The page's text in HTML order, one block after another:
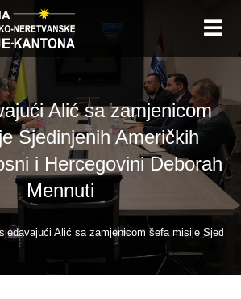
Alić sa zamjenicom
Sjedinjenih Američkih
i Hercegovini Deborah
Mennuti
Alić sa zamjenicom šefa misije